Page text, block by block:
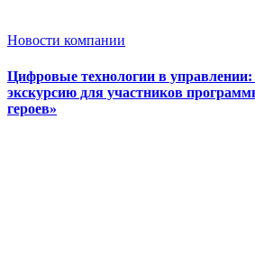
Новости компании
Цифровые технологии в управлении:
экскурсию для участников
героев»